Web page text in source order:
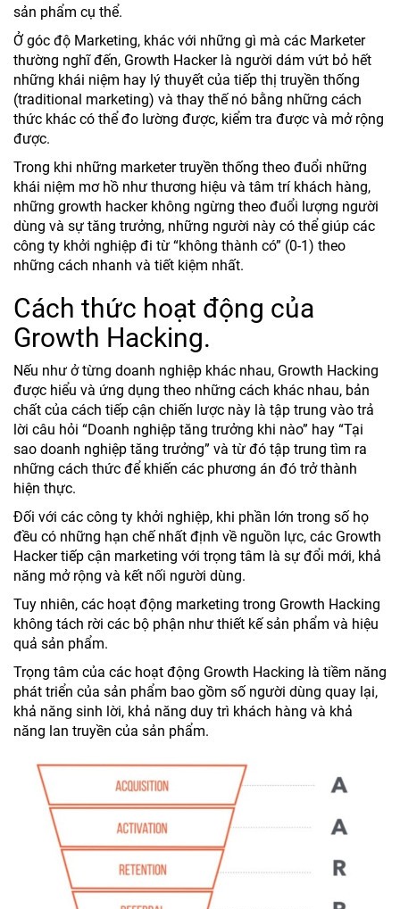
sản phẩm cụ thể.
Ở góc độ Marketing, khác với những gì mà các Marketer
thường nghĩ đến, Growth Hacker là người dám vứt bỏ hết
những khái niệm hay lý thuyết của tiếp thị truyền thống
(traditional marketing) và thay thế nó bằng những cách
thức khác có thể đo lường được, kiểm tra được và mở rộng
được.
Trong khi những marketer truyền thống theo đuổi những
khái niệm mơ hồ như thương hiệu và tâm trí khách hàng,
những growth hacker không ngừng theo đuổi lượng người
dùng và sự tăng trưởng, những người này có thể giúp các
công ty khởi nghiệp đi từ “không thành có” (0-1) theo
những cách nhanh và tiết kiệm nhất.
Cách thức hoạt động của
Growth Hacking.
Nếu như ở từng doanh nghiệp khác nhau, Growth Hacking
được hiểu và ứng dụng theo những cách khác nhau, bản
chất của cách tiếp cận chiến lược này là tập trung vào trả
lời câu hỏi “Doanh nghiệp tăng trưởng khi nào” hay “Tại
sao doanh nghiệp tăng trưởng” và từ đó tập trung tìm ra
những cách thức để khiến các phương án đó trở thành
hiện thực.
Đối với các công ty khởi nghiệp, khi phần lớn trong số họ
đều có những hạn chế nhất định về nguồn lực, các Growth
Hacker tiếp cận marketing với trọng tâm là sự đổi mới, khả
năng mở rộng và kết nối người dùng.
Tuy nhiên, các hoạt động marketing trong Growth Hacking
không tách rời các bộ phận như thiết kế sản phẩm và hiệu
quả sản phẩm.
Trọng tâm của các hoạt động Growth Hacking là tiềm năng
phát triển của sản phẩm bao gồm số người dùng quay lại,
khả năng sinh lời, khả năng duy trì khách hàng và khả
năng lan truyền của sản phẩm.